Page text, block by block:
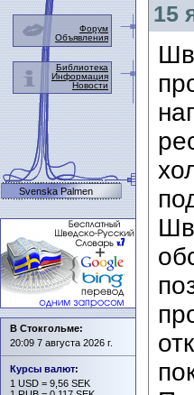
15
Форум
Объявления
Библиотека
Информация
Новости
Svenska Palmen
В Стокгольме:
20:09 7 августа 2026 г.
Курсы валют:
1 USD = 9,56 SEK